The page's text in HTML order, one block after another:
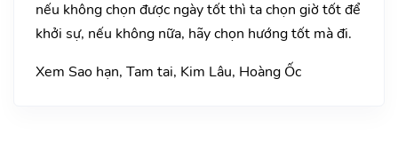
nếu không chọn được ngày tốt thì ta chọn giờ tốt để
khởi sự, nếu không nữa, hãy chọn hướng tốt mà đi.
Xem Sao hạn, Tam tai, Kim Lâu, Hoàng Ốc